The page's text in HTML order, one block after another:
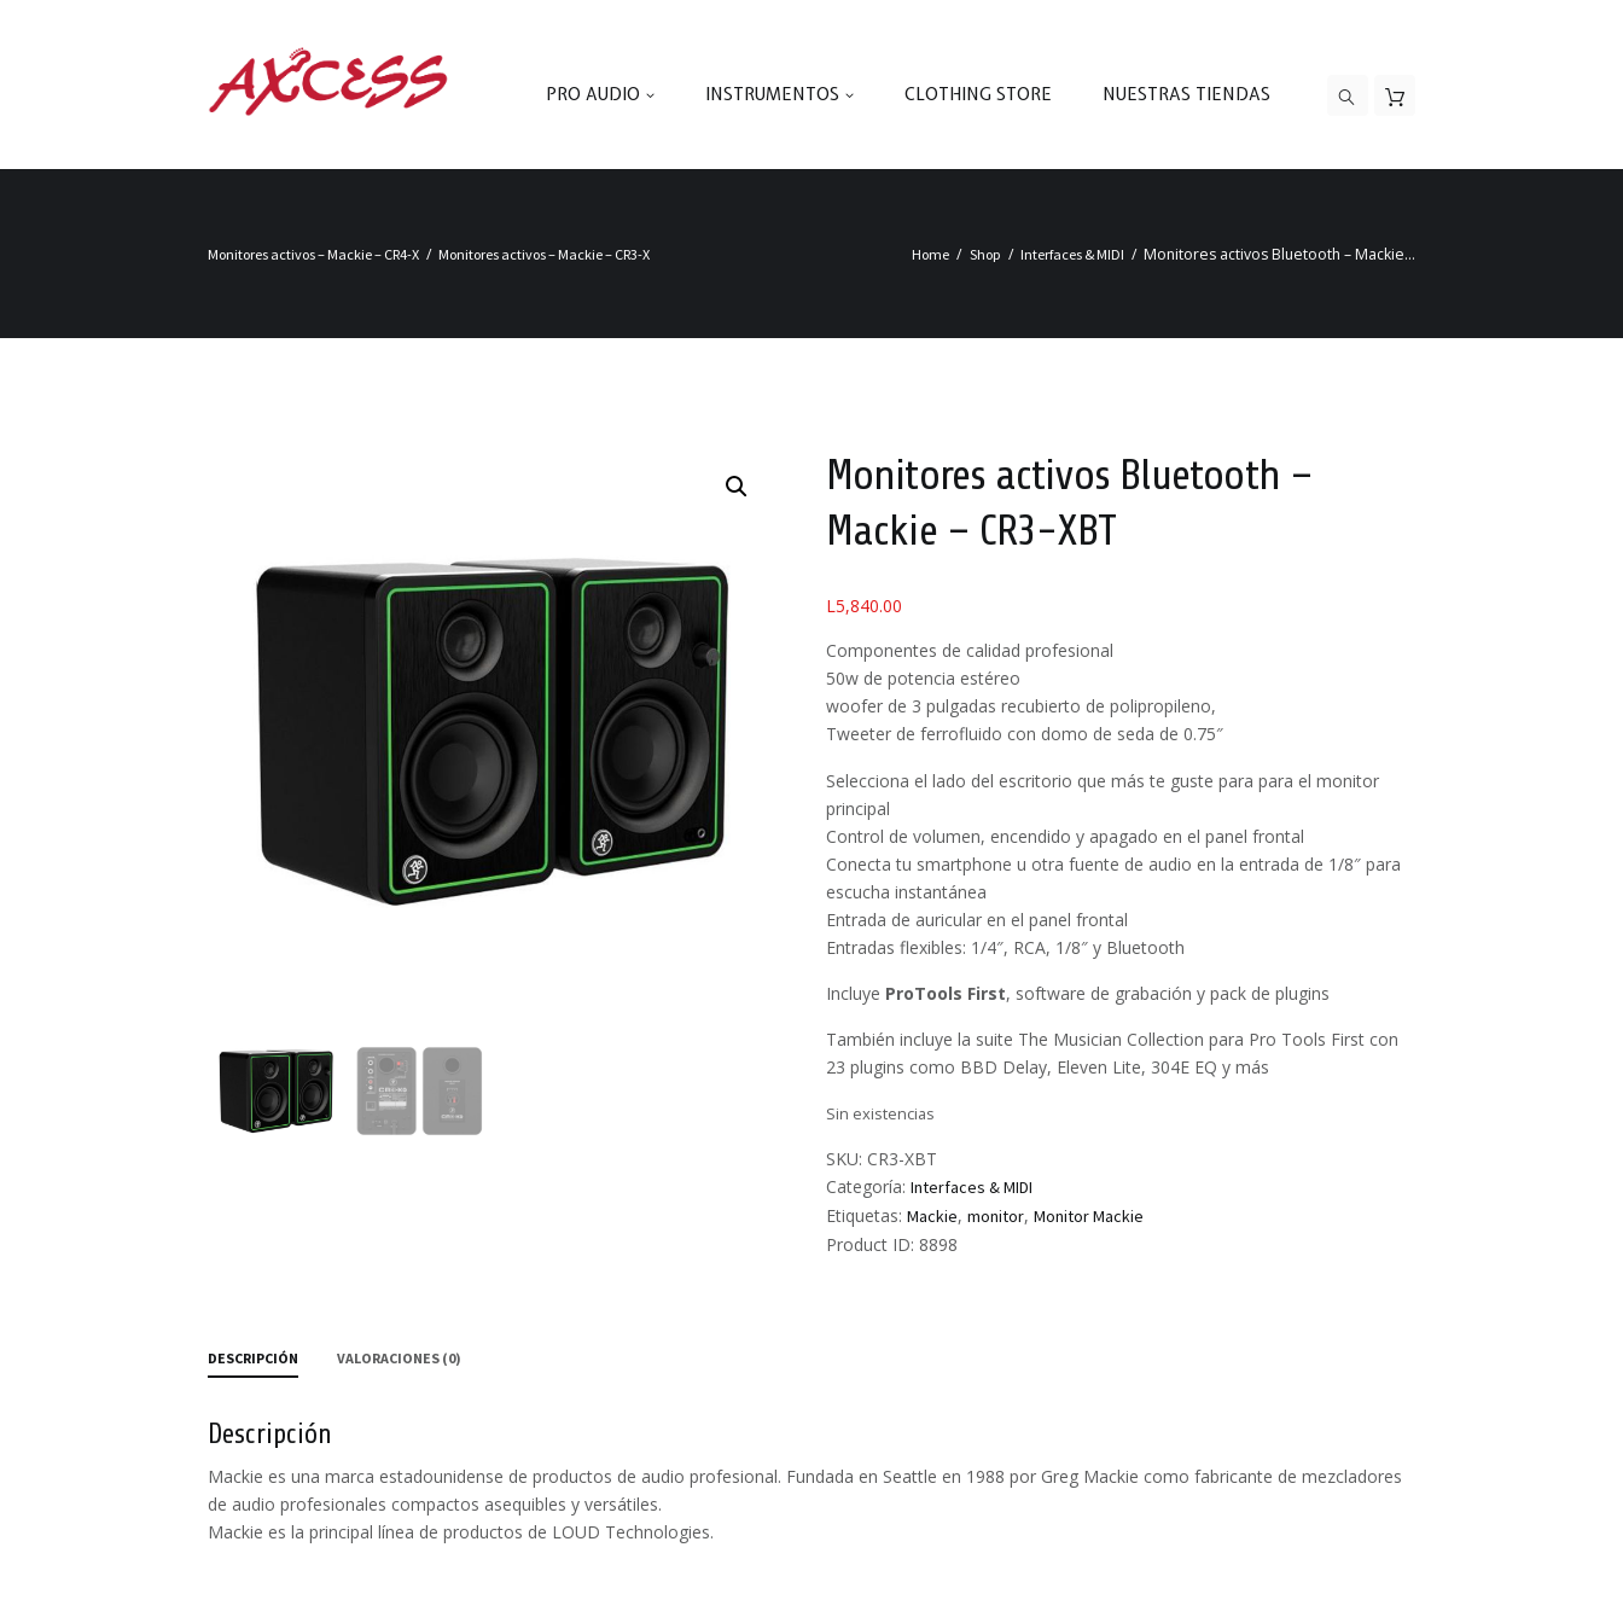
PRO AUDIO INSTRUMENTOS CLOTHING STORE NUESTRAS TIENDAS
Monitores activos – Mackie – CR4-X Monitores activos – Mackie – CR3-X Home Shop Interfaces & MIDI Monitores activos Bluetooth – Mackie...
Monitores activos Bluetooth –
Mackie – CR3-XBT
L5,840.00
Componentes de calidad profesional
50w de potencia estéreo
woofer de 3 pulgadas recubierto de polipropileno,
Tweeter de ferrofluido con domo de seda de 0.75″
Selecciona el lado del escritorio que más te guste para para el monitor
principal
Control de volumen, encendido y apagado en el panel frontal
Conecta tu smartphone u otra fuente de audio en la entrada de 1/8″ para
escucha instantánea
Entrada de auricular en el panel frontal
Entradas flexibles: 1/4″, RCA, 1/8″ y Bluetooth
Incluye ProTools First, software de grabación y pack de plugins
También incluye la suite The Musician Collection para Pro Tools First con
23 plugins como BBD Delay, Eleven Lite, 304E EQ y más
Sin existencias
SKU: CR3-XBT
Categoría: Interfaces & MIDI
Etiquetas: Mackie, monitor, Monitor Mackie
Product ID: 8898
DESCRIPCIÓN VALORACIONES (0)
Descripción
Mackie es una marca estadounidense de productos de audio profesional. Fundada en Seattle en 1988 por Greg Mackie como fabricante de mezcladores
de audio profesionales compactos asequibles y versátiles.
Mackie es la principal línea de productos de LOUD Technologies.